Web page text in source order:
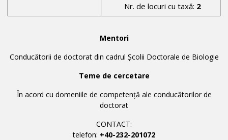
Nr. de locuri cu taxă: 2
Mentori
Conducătorii de doctorat din cadrul Școlii Doctorale de Biologie
Teme de cercetare
În acord cu domeniile de competență ale conducătorilor de
doctorat
CONTACT:
telefon: +40-232-201072